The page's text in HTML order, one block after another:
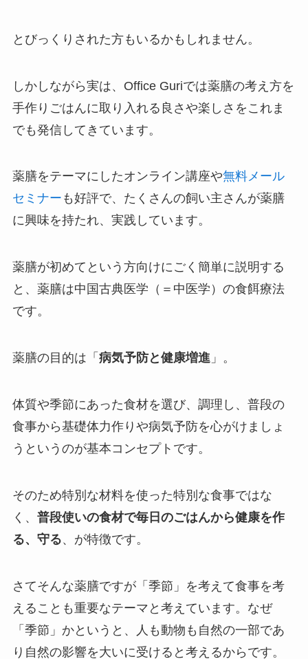
とびっくりされた方もいるかもしれません。
しかしながら実は、Office Guriでは薬膳の考え方を
手作りごはんに取り入れる良さや楽しさをこれま
でも発信してきています。
薬膳をテーマにしたオンライン講座や無料メール
セミナー も好評で、たくさんの飼い主さんが薬膳
に興味を持たれ、実践しています。
薬膳が初めてという方向けにごく簡単に説明する
と、薬膳は中国古典医学（＝中医学）の食餌療法
です。
薬膳の目的は「 病気予防と健康増進」。
体質や季節にあった食材を選び、調理し、普段の
食事から基礎体力作りや病気予防を心がけましょ
うというのが基本コンセプトです。
そのため特別な材料を使った特別な食事ではな
く、 普段使いの食材で毎日のごはんから健康を作
る、守る、が特徴です。
さてそんな薬膳ですが「季節」を考えて食事を考
えることも重要なテーマと考えています。なぜ
「季節」かというと、人も動物も自然の一部であ
り自然の影響を大いに受けると考えるからです。